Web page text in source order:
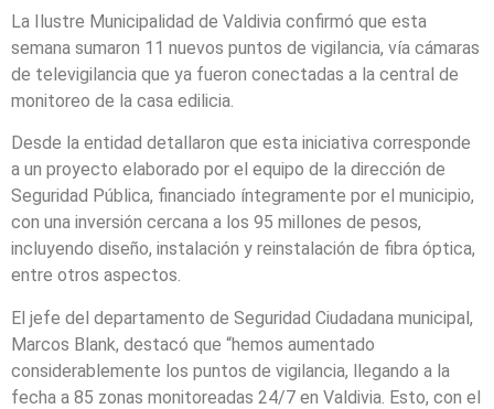
La Ilustre Municipalidad de Valdivia confirmó que esta
semana sumaron 11 nuevos puntos de vigilancia, vía cámaras
de televigilancia que ya fueron conectadas a la central de
monitoreo de la casa edilicia.
Desde la entidad detallaron que esta iniciativa corresponde
a un proyecto elaborado por el equipo de la dirección de
Seguridad Pública, financiado íntegramente por el municipio,
con una inversión cercana a los 95 millones de pesos,
incluyendo diseño, instalación y reinstalación de fibra óptica,
entre otros aspectos.
El jefe del departamento de Seguridad Ciudadana municipal,
Marcos Blank, destacó que “hemos aumentado
considerablemente los puntos de vigilancia, llegando a la
fecha a 85 zonas monitoreadas 24/7 en Valdivia. Esto, con el